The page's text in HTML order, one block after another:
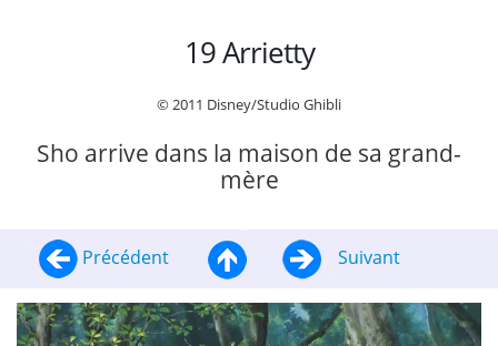
19 Arrietty
© 2011 Disney/Studio Ghibli
Sho arrive dans la maison de sa grand-
mère
Précédent Suivant